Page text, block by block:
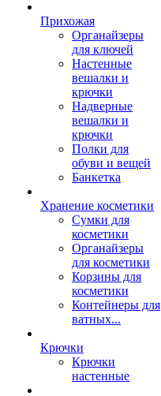
Прихожая
Органайзеры
для ключей
Настенные
вешалки и
крючки
Надверные
вешалки и
крючки
Полки для
обуви и вещей
Банкетка
Хранение косметики
Сумки для
косметики
Органайзеры
для косметики
Корзины для
косметики
Контейнеры для
ватных...
Крючки
Крючки
настенные